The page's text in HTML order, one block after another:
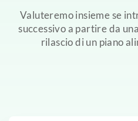
Valuteremo insieme se
successivo a partire da
rilascio di un piano